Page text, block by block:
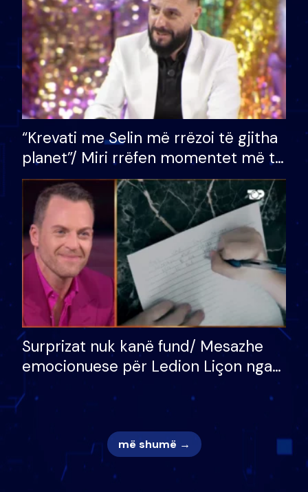
“Krevati me Selin më rrëzoi të gjitha
planet”/ Miri rrëfen momentet më të
bukura në shtëpinë e BB VIP: Do më
mungojë zilja e mëngjesit kur…
Surprizat nuk kanë fund/ Mesazhe
emocionuese për Ledion Liçon nga
nuk i mban dot lotët: Nuk meritoj…
më shumë →